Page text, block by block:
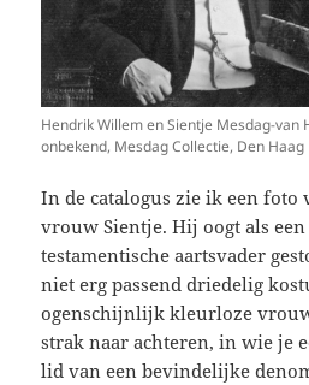
Hendrik Willem en Sientje Mesdag-van
onbekend, Mesdag Collectie, Den Haag
In de catalogus zie ik een foto
vrouw Sientje. Hij oogt als
testamentische aartsvader
niet erg passend driedelig
ogenschijnlijk kleurloze
strak naar achteren, in wie je
lid van een bevindelijke